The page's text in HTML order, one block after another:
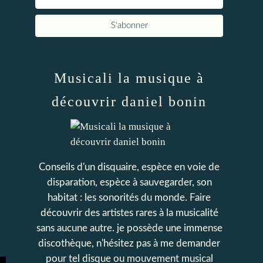
Musicali la musique à
découvrir daniel bonin
Conseils d'un disquaire, espèce en voie de
disparation, espèce à sauvegarder, son
habitat : les sonorités du monde. Faire
découvrir des artistes rares à la musicalité
sans aucune autre. je possède une immense
discothèque, n'hésitez pas à me demander
pour tel disque ou mouvement musical